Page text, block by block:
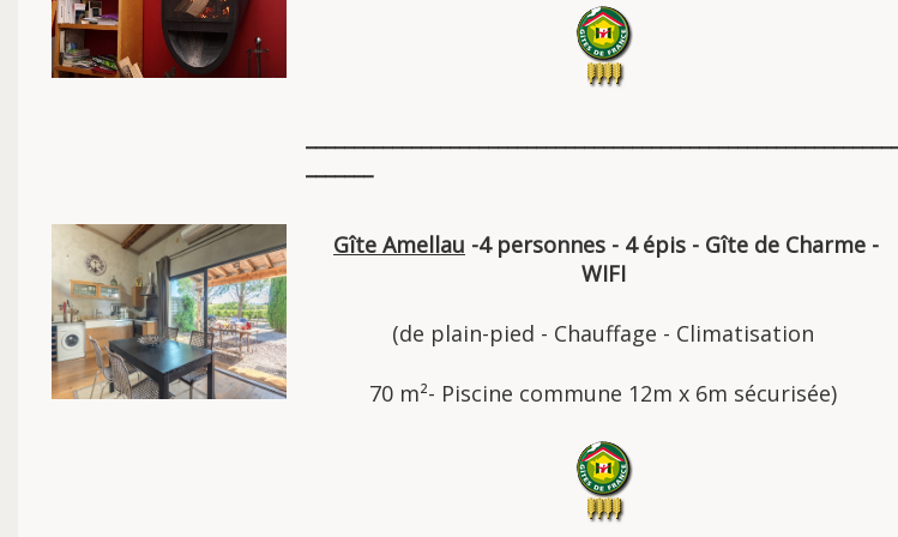
Gîte Amellau -4 personnes - 4 épis - Gîte de Charme -
WIFI
(de plain-pied - Chauffage - Climatisation
70 m²- Piscine commune 12m x 6m sécurisée)